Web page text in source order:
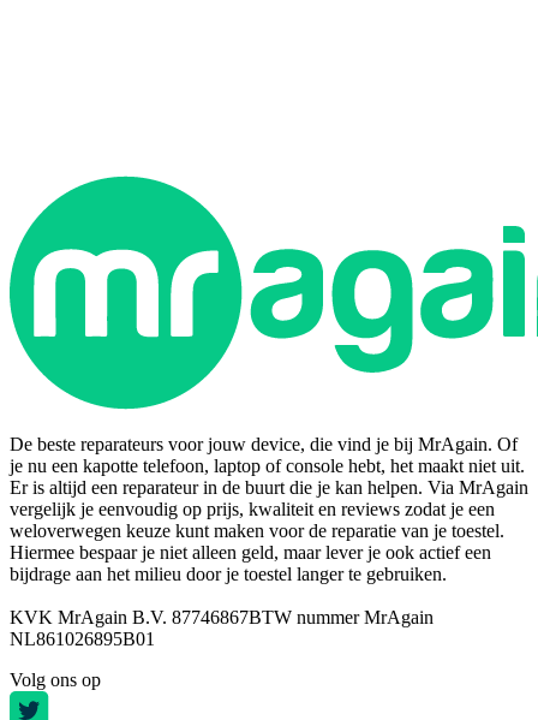
De beste reparateurs voor jouw device, die vind je bij MrAgain. Of
je nu een kapotte telefoon, laptop of console hebt, het maakt niet uit.
Er is altijd een reparateur in de buurt die je kan helpen. Via MrAgain
vergelijk je eenvoudig op prijs, kwaliteit en reviews zodat je een
weloverwegen keuze kunt maken voor de reparatie van je toestel.
Hiermee bespaar je niet alleen geld, maar lever je ook actief een
bijdrage aan het milieu door je toestel langer te gebruiken.
KVK MrAgain B.V. 87746867BTW nummer MrAgain
NL861026895B01
Volg ons op